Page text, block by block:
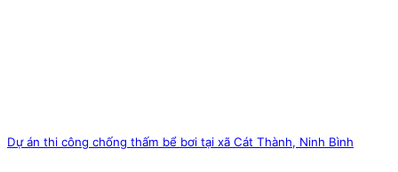
Dự án thi công chống thấm bể bơi tại xã Cát Thành, Ninh Bình